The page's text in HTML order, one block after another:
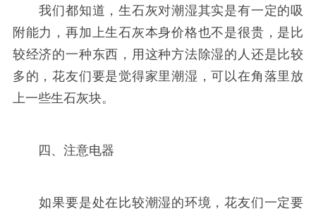
我们都知道，生石灰对潮湿其实是有一定的吸
附能力，再加上生石灰本身价格也不是很贵，是比
较经济的一种东西，用这种方法除湿的人还是比较
多的，花友们要是觉得家里潮湿，可以在角落里放
上一些生石灰块。
四、注意电器
如果要是处在比较潮湿的环境，花友们一定要